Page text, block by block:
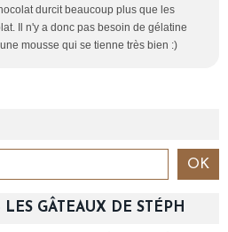
durcit beaucoup plus que les
Il n'y a donc pas besoin de gélatine
mousse qui se tienne très bien :)
LES GÂTEAUX DE STÉPH